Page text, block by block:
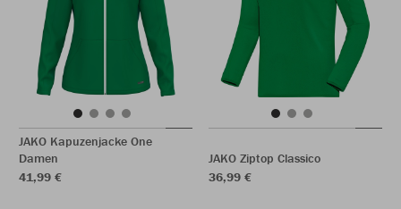
JAKO Kapuzenjacke One
Damen
41,99 €
JAKO Ziptop Classico
36,99 €